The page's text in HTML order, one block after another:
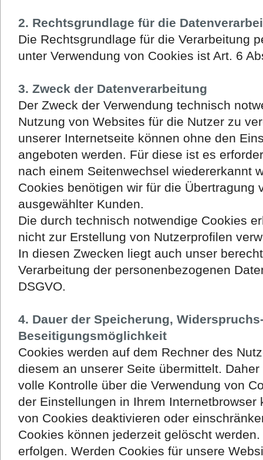
2. Rechtsgrundlage für die
Die Rechtsgrundlage für die Verarbeitung
unter Verwendung von Cookies ist Art. 6
3. Zweck der Datenverarbeitung
Der Zweck der Verwendung technisch
Nutzung von Websites für die Nutzer zu
unserer Internetseite können ohne den
angeboten werden. Für diese ist es
nach einem Seitenwechsel wiedererkannt
Cookies benötigen wir für die Übertragung
ausgewählter Kunden.
Die durch technisch notwendige Cookies
nicht zur Erstellung von Nutzerprofilen
In diesen Zwecken liegt auch unser
Verarbeitung der personenbezogenen
DSGVO.
4. Dauer der Speicherung,
Beseitigungsmöglichkeit
Cookies werden auf dem Rechner des
diesem an unserer Seite übermittelt.
volle Kontrolle über die Verwendung von
der Einstellungen in Ihrem Internetbrowser
von Cookies deaktivieren oder
Cookies können jederzeit gelöscht
erfolgen. Werden Cookies für unsere